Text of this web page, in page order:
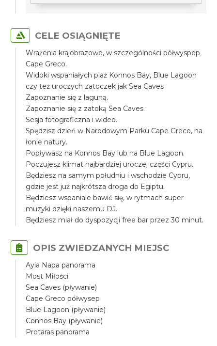
CELE OSIĄGNIĘTE
Wrażenia krajobrazowe, w szczególności półwyspep
Cape Greco.
Widoki wspaniałych plaż Konnos Bay, Blue Lagoon
czy też uroczych zatoczek jak Sea Caves
Zapoznanie się z laguną.
Zapoznanie się z zatoką Sea Caves.
Sesja fotograficzna i wideo.
Spędzisz dzień w Narodowym Parku Cape Greco, na
łonie natury.
Popływasz na Konnos Bay lub na Blue Lagoon.
Poczujesz klimat najbardziej uroczej części Cypru.
Będziesz na samym południu i wschodzie Cypru,
gdzie jest już najkrótsza droga do Egiptu.
Będziesz wspaniale bawić się, w rytmach super
muzyki dzięki naszemu DJ.
Będziesz miał do dyspozycji free bar przez 30 minut.
OPIS ZWIEDZANYCH MIEJSC
Ayia Napa panorama
Most Miłości
Sea Caves (pływanie)
Cape Greco półwysep
Blue Lagoon (pływanie)
Connos Bay (pływanie)
Protaras panorama